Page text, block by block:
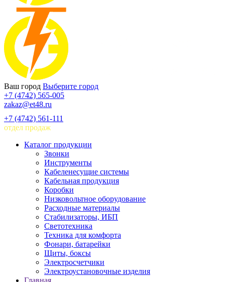
Ваш город Выберите город
+7 (4742) 565-005
zakaz@et48.ru
+7 (4742) 561-111
отдел продаж
Каталог продукции
Звонки
Инструменты
Кабеленесущие системы
Кабельная продукция
Коробки
Низковольтное оборудование
Расходные материалы
Стабилизаторы, ИБП
Светотехника
Техника для комфорта
Фонари, батарейки
Щиты, боксы
Электросчетчики
Электроустановочные изделия